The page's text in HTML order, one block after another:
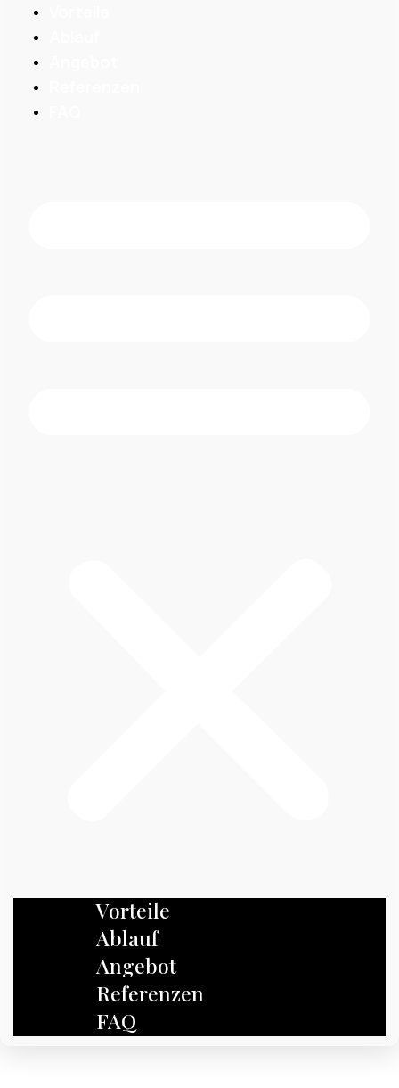
Vorteile
Ablauf
Angebot
Referenzen
FAQ